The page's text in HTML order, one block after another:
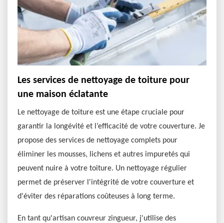
Les services de nettoyage de toiture pour
une maison éclatante
Le nettoyage de toiture est une étape cruciale pour
garantir la longévité et l’efficacité de votre couverture. Je
propose des services de nettoyage complets pour
éliminer les mousses, lichens et autres impuretés qui
peuvent nuire à votre toiture. Un nettoyage régulier
permet de préserver l'intégrité de votre couverture et
d'éviter des réparations coûteuses à long terme.
En tant qu'artisan couvreur zingueur, j'utilise des